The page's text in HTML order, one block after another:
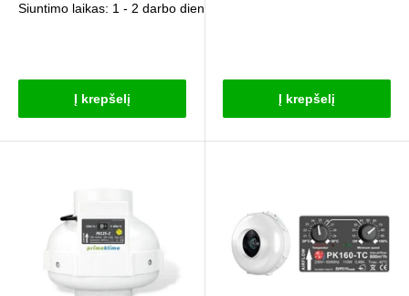
Siuntimo laikas: 1 - 2 darbo dienos
Į krepšelį Į krepšelį